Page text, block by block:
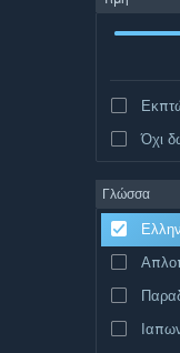
Όχι
Γλώσσα